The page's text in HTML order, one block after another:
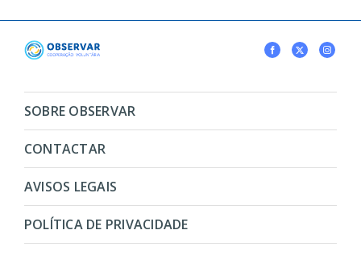
SOBRE OBSERVAR
CONTACTAR
AVISOS LEGAIS
POLÍTICA DE PRIVACIDADE